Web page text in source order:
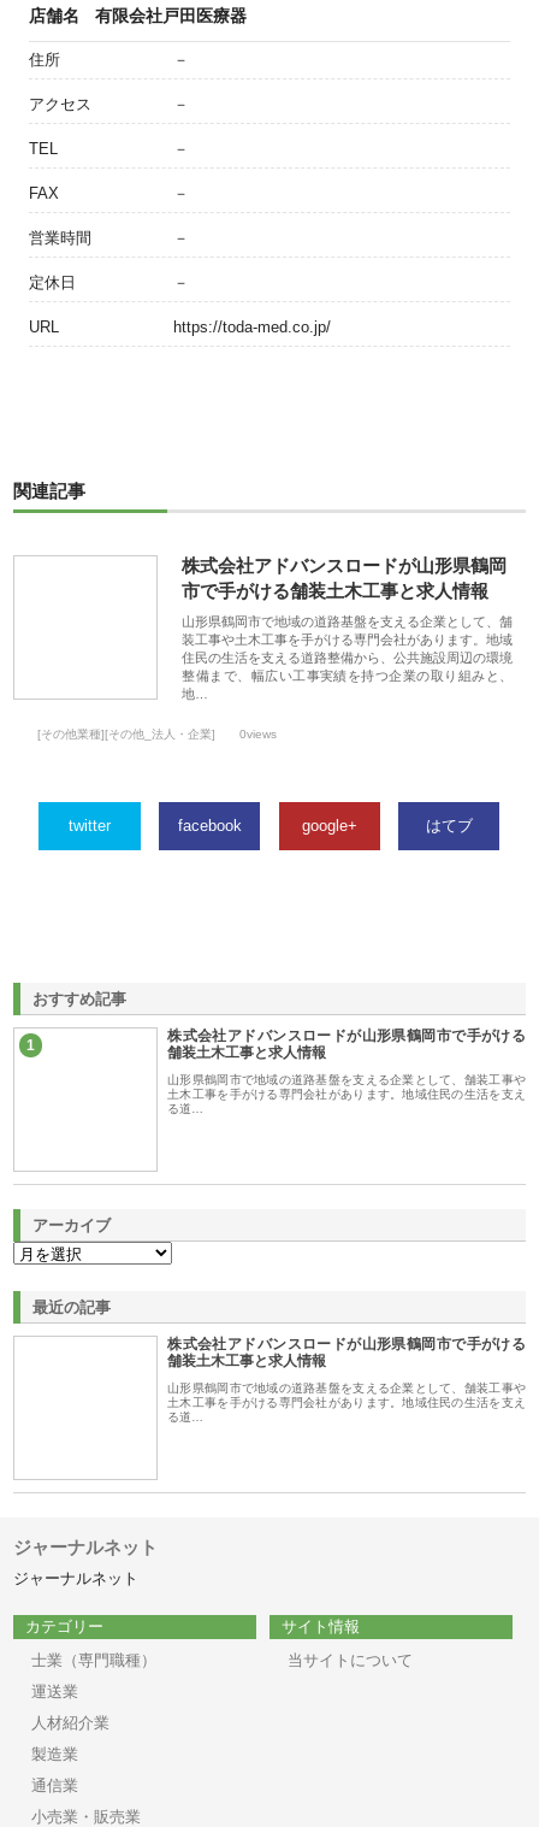
店舗名 有限会社戸田医療器
住所 －
アクセス －
TEL －
FAX －
営業時間 －
定休日 －
URL https://toda-med.co.jp/
関連記事
株式会社アドバンスロードが山形県鶴岡
市で手がける舗装土木工事と求人情報
山形県鶴岡市で地域の道路基盤を支える企業として、舗
装工事や土木工事を手がける専門会社があります。地域
住民の生活を支える道路整備から、公共施設周辺の環境
整備まで、幅広い工事実績を持つ企業の取り組みと、
地…
[その他業種][その他_法人・企業] 0views
twitter facebook google+ はてブ
おすすめ記事
1
株式会社アドバンスロードが山形県鶴岡市で手がける
舗装土木工事と求人情報
山形県鶴岡市で地域の道路基盤を支える企業として、舗装工事や
土木工事を手がける専門会社があります。地域住民の生活を支え
る道…
アーカイブ
最近の記事
株式会社アドバンスロードが山形県鶴岡市で手がける
舗装土木工事と求人情報
山形県鶴岡市で地域の道路基盤を支える企業として、舗装工事や
土木工事を手がける専門会社があります。地域住民の生活を支え
る道…
ジャーナルネット
ジャーナルネット
カテゴリー
士業（専門職種）
運送業
人材紹介業
製造業
通信業
小売業・販売業
サイト情報
当サイトについて